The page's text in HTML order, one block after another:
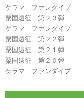
ケラマ ファンダイブ
粟国遠征 第２３弾
ケラマ ファンダイブ
粟国遠征 第２２弾
粟国遠征 第２１弾
粟国遠征 第２０弾
ケラマ ファンダイブ